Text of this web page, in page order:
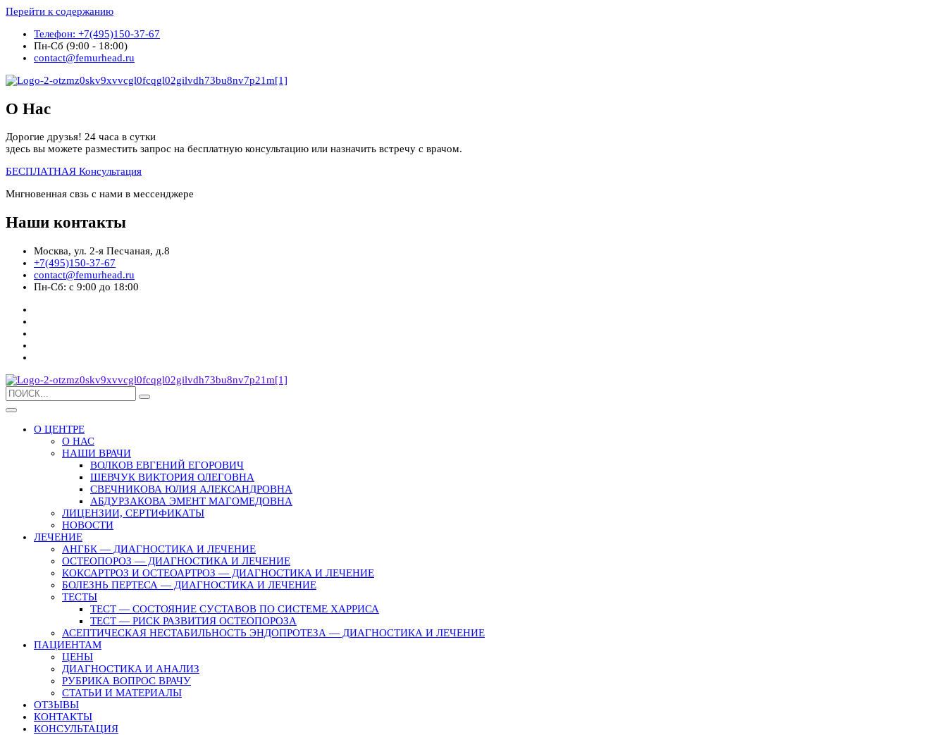
Перейти к содержанию
Телефон: +7(495)150-37-67
Пн-Сб (9:00 - 18:00)
contact@femurhead.ru
О Нас
Дорогие друзья! 24 часа в сутки
здесь вы можете разместить запрос на бесплатную консультацию или назначить встречу с врачом.
БЕСПЛАТНАЯ Консультация
Мнгновенная свзь с нами в мессенджере
Наши контакты
Москва, ул. 2-я Песчаная, д.8
+7(495)150-37-67
contact@femurhead.ru
Пн-Сб: с 9:00 до 18:00
О ЦЕНТРЕ
О НАС
НАШИ ВРАЧИ
ВОЛКОВ ЕВГЕНИЙ ЕГОРОВИЧ
ШЕВЧУК ВИКТОРИЯ ОЛЕГОВНА
СВЕЧНИКОВА ЮЛИЯ АЛЕКСАНДРОВНА
АБДУРЗАКОВА ЭМЕНТ МАГОМЕДОВНА
ЛИЦЕНЗИИ, СЕРТИФИКАТЫ
НОВОСТИ
ЛЕЧЕНИЕ
АНГБК — ДИАГНОСТИКА И ЛЕЧЕНИЕ
ОСТЕОПОРОЗ — ДИАГНОСТИКА И ЛЕЧЕНИЕ
КОКСАРТРОЗ И ОСТЕОАРТРОЗ — ДИАГНОСТИКА И ЛЕЧЕНИЕ
БОЛЕЗНЬ ПЕРТЕСА — ДИАГНОСТИКА И ЛЕЧЕНИЕ
ТЕСТЫ
ТЕСТ — СОСТОЯНИЕ СУСТАВОВ ПО СИСТЕМЕ ХАРРИСА
ТЕСТ — РИСК РАЗВИТИЯ ОСТЕОПОРОЗА
АСЕПТИЧЕСКАЯ НЕСТАБИЛЬНОСТЬ ЭНДОПРОТЕЗА — ДИАГНОСТИКА И ЛЕЧЕНИЕ
ПАЦИЕНТАМ
ЦЕНЫ
ДИАГНОСТИКА И АНАЛИЗ
РУБРИКА ВОПРОС ВРАЧУ
СТАТЬИ И МАТЕРИАЛЫ
ОТЗЫВЫ
КОНТАКТЫ
КОНСУЛЬТАЦИЯ